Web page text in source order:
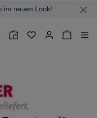
im neuen Look!